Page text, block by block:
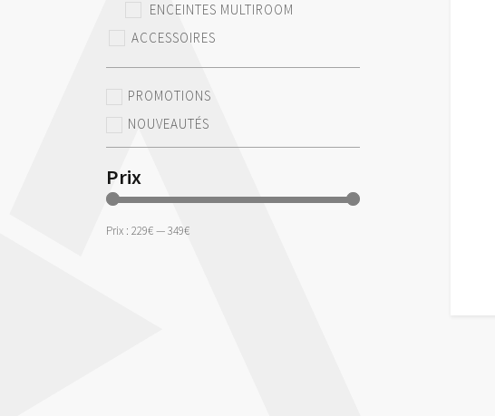
ENCEINTES MULTIROOM
ACCESSOIRES
PROMOTIONS
NOUVEAUTÉS
Prix
Prix : 229€—349€